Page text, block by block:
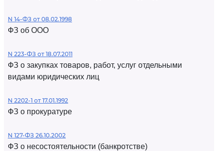
N 14-ФЗ от 08.02.1998
ФЗ об ООО
N 223-ФЗ от 18.07.2011
ФЗ о закупках товаров, работ, услуг отдельными
видами юридических лиц
N 2202-1 от 17.01.1992
ФЗ о прокуратуре
N 127-ФЗ 26.10.2002
ФЗ о несостоятельности (банкротстве)